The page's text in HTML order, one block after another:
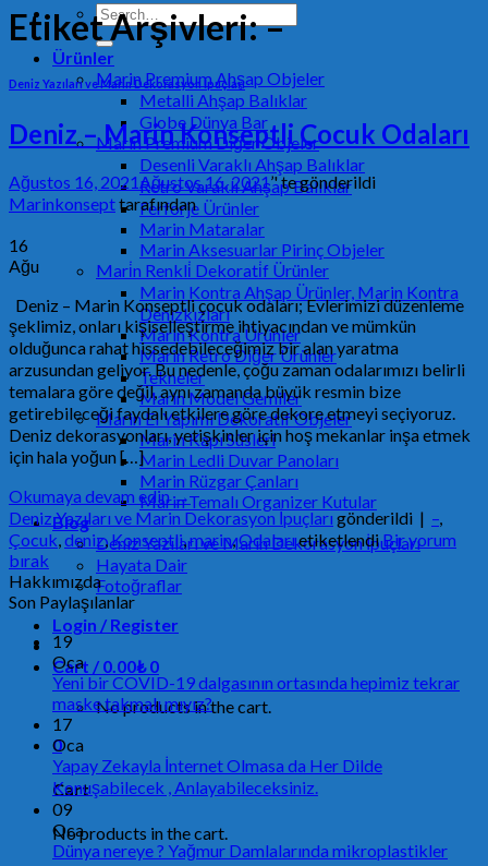
Search
for:
Ürünler
Marin Premium Ahşap Objeler
Metalli Ahşap Balıklar
Globe Dünya Bar
Marin Premium Diğer Objeler
Desenli Varaklı Ahşap Balıklar
Retro Varaklı Ahşap Balıklar
Ferforje Ürünler
Marin Mataralar
Marin Aksesuarlar Pirinç Objeler
Mari̇n Renkli̇ Dekorati̇f Ürünler
Marin Kontra Ahşap Ürünler, Marin Kontra
Denizkızları
Marin Kontra Ürünler
Marin Retro Diğer Ürünler
Tekneler
Marin Model Gemiler
Marin El Yapımı Dekoratif Objeler
Marin Kapı Süsleri
Marin Ledli Duvar Panoları
Marin Rüzgar Çanları
Marin Temalı Organizer Kutular
Blog
Deniz Yazıları ve Marin Dekorasyon İpuçları
Hayata Dair
Fotoğraflar
Login / Register
Cart / 0.00₺ 0
No products in the cart.
0
Cart
No products in the cart.
Etiket Arşivleri:–
Deniz Yazıları ve Marin Dekorasyon İpuçları
Deniz – Marin Konseptli Çocuk Odaları
Ağustos 16, 2021 Ağustos 16, 2021’' te gönderildi
Marinkonsepttarafından
16
Ağu
Deniz – Marin Konseptli çocuk odaları; Evlerimizi düzenleme
şeklimiz, onları kişiselleştirme ihtiyacından ve mümkün
olduğunca rahat hissedebileceğimiz bir alan yaratma
arzusundan geliyor. Bu nedenle, çoğu zaman odalarımızı belirli
temalara göre değil, aynı zamanda büyük resmin bize
getirebileceği faydalı etkilere göre dekore etmeyi seçiyoruz.
Deniz dekorasyonları, yetişkinler için hoş mekanlar inşa etmek
için hala yoğun […]
Okumaya devam edin→
Deniz Yazıları ve Marin Dekorasyon İpuçlarıgönderildi | –
Çocuk deniz,Konseptli,marin,OdalarıetiketlendiBir yorum
bırak
Hakkımızda
Son Paylaşılanlar
19
Oca
Yeni bir COVID-19 dalgasının ortasında hepimiz tekrar
maske takmalı mıyız?
17
Oca
Yapay Zekayla İnternet Olmasa da Her Dilde
Konuşabilecek , Anlayabileceksiniz.
09
Oca
Dünya nereye ? Yağmur Damlalarında mikroplastikler